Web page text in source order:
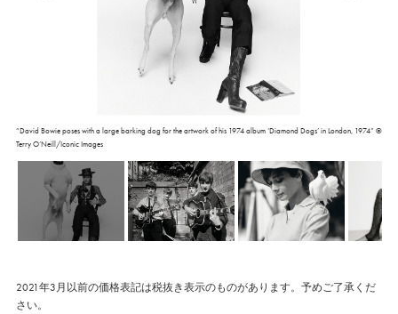
“David Bowie poses with a large barking dog for the artwork of his 1974 album ‘Diamond Dogs’ in London, 1974” ©
Terry O’Neill/Iconic Images
2021年3月以前の価格表記は税抜き表示のものがあります。予めご了承くだ
さい。